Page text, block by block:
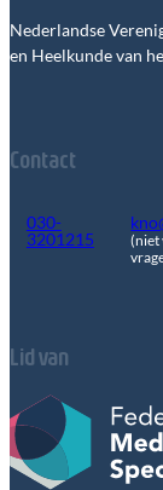
Nederlandse
en Heelkunde van
Contact
030-
3201215
(niet
Lid van